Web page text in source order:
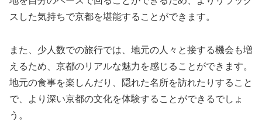
スした気持ちで京都を堪能することができます。
また、少人数での旅行では、地元の人々と接する機会も増
えるため、京都のリアルな魅力を感じることができます。
地元の食事を楽しんだり、隠れた名所を訪れたりすること
で、より深い京都の文化を体験することができるでしょ
う。